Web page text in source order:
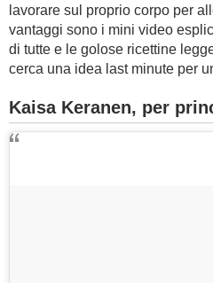
lavorare sul proprio corpo per
vantaggi sono i mini video
di tutte e le golose ricettine
cerca una idea last minute per
Kaisa Keranen, per